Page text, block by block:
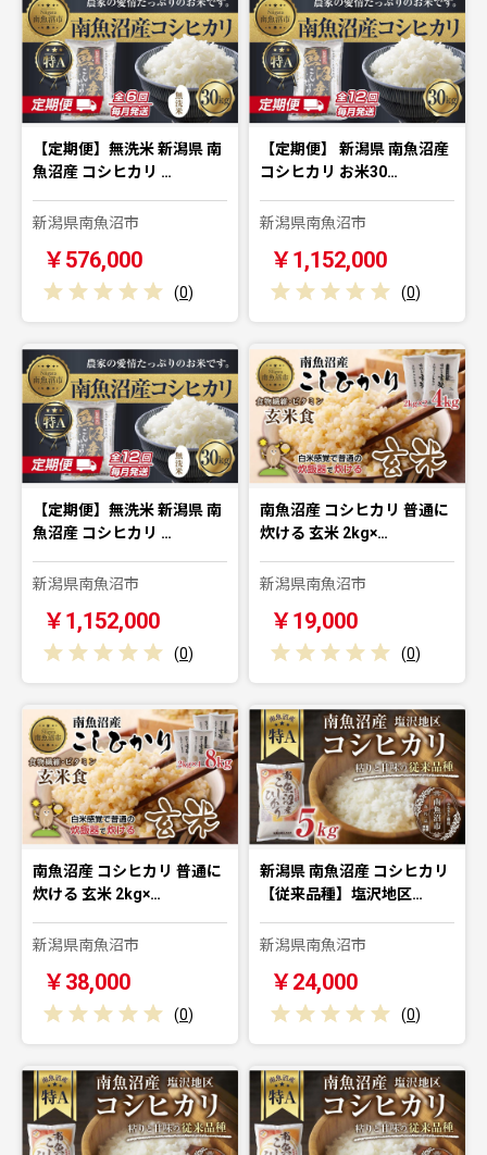
【定期便】無洗米 新潟県 南
魚沼産 コシヒカリ …
新潟県南魚沼市
￥576,000
(0)
【定期便】 新潟県 南魚沼産
コシヒカリ お米30…
新潟県南魚沼市
￥1,152,000
(0)
【定期便】無洗米 新潟県 南
魚沼産 コシヒカリ …
新潟県南魚沼市
￥1,152,000
(0)
南魚沼産 コシヒカリ 普通に
炊ける 玄米 2kg×…
新潟県南魚沼市
￥19,000
(0)
南魚沼産 コシヒカリ 普通に
炊ける 玄米 2kg×…
新潟県南魚沼市
￥38,000
(0)
新潟県 南魚沼産 コシヒカリ
【従来品種】塩沢地区…
新潟県南魚沼市
￥24,000
(0)